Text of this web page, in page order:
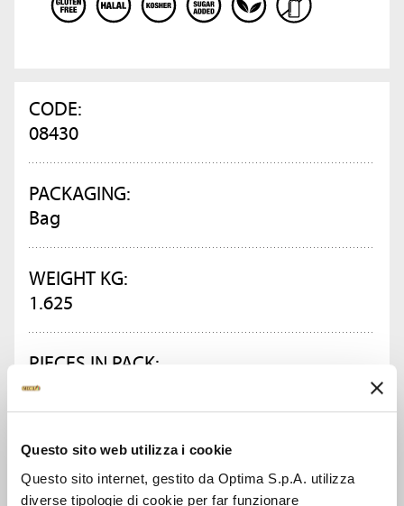
Questo sito web utilizza i cookie
Questo sito internet, gestito da Optima S.p.A. utilizza
diverse tipologie di cookie per far funzionare
CODE:
08430
PACKAGING:
Bag
WEIGHT KG:
1.625
PIECES IN PACK:
6
ASK FOR INFORMATION